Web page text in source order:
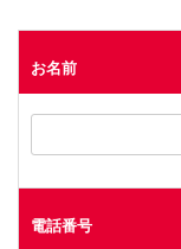
お名前
電話番号